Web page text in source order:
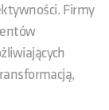
Firmy